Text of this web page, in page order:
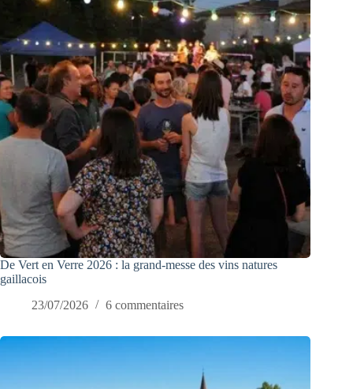
De Vert en Verre 2026 : la grand-messe des vins natures
gaillacois
23/07/2026
6 commentaires